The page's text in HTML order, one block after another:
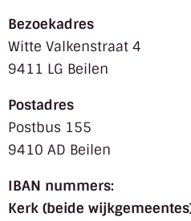
Bezoekadres
Witte Valkenstraat 4
9411 LG Beilen
Postadres
Postbus 155
9410 AD Beilen
IBAN nummers:
Kerk (beide